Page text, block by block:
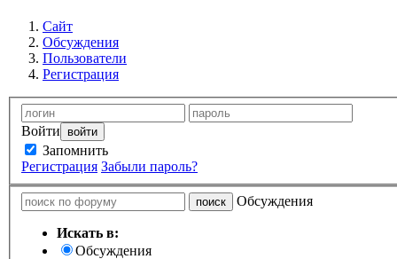
Сайт
Обсуждения
Пользователи
Регистрация
Войти
Запомнить
Регистрация Забыли пароль?
Обсуждения
Искать в:
Обсуждения